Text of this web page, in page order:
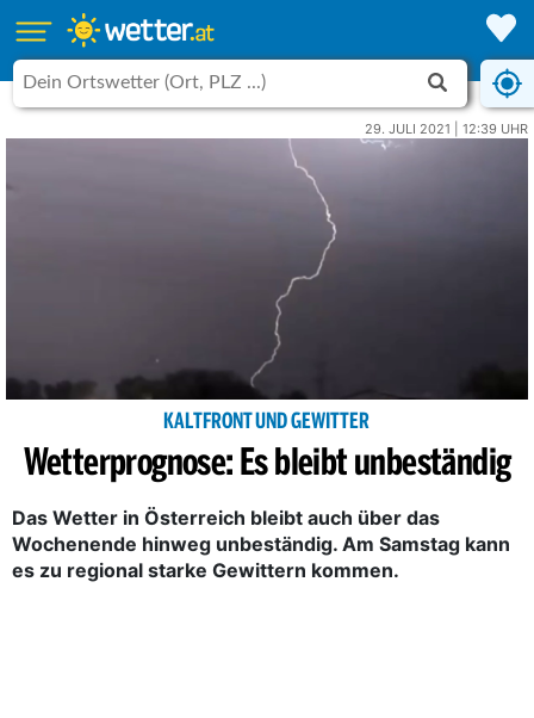
29. JULI 2021 | 12:39 UHR
KALTFRONT UND GEWITTER
Wetterprognose: Es bleibt unbeständig
Das Wetter in Österreich bleibt auch über das
Wochenende hinweg unbeständig. Am Samstag kann
es zu regional starke Gewittern kommen.